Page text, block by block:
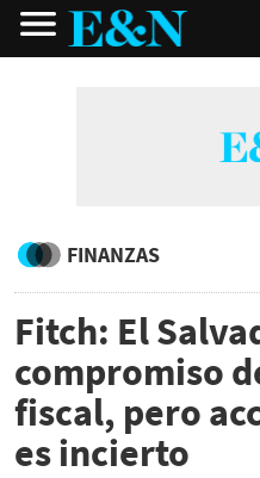
FINANZAS
Fitch: El
compromiso
fiscal, pero
es incierto